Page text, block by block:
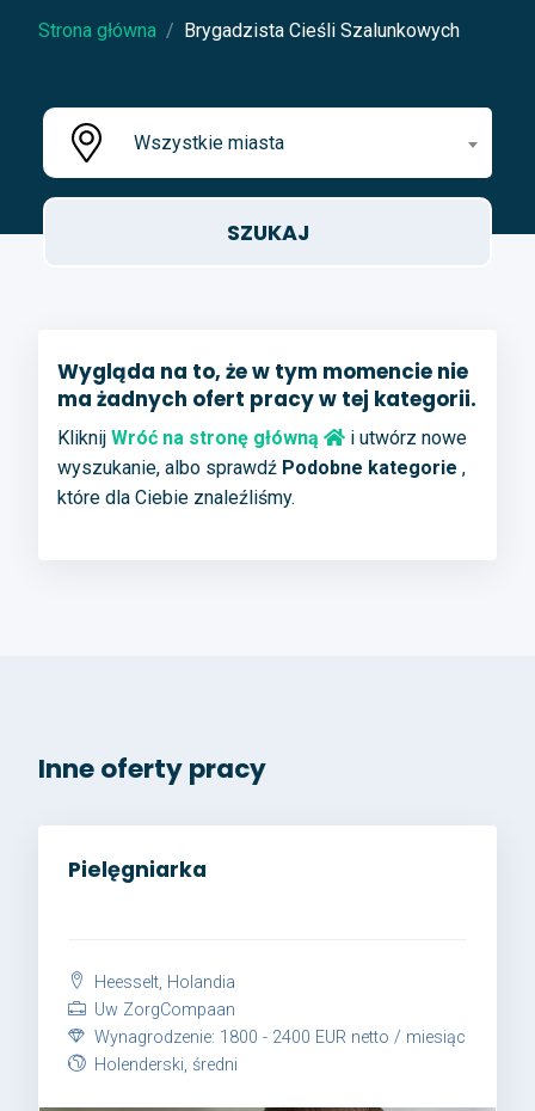
Strona główna Brygadzista Cieśli Szalunkowych
Wszystkie miasta
Wygląda na to, że w tym momencie nie
ma żadnych ofert pracy w tej kategorii.
Kliknij Wróć na stronę główną
i utwórz nowe
wyszukanie, albo sprawdź Podobne kategorie ,
które dla Ciebie znaleźliśmy.
Inne oferty pracy
Pielęgniarka
Heesselt, Holandia
Uw ZorgCompaan
Wynagrodzenie: 1800 - 2400 EUR netto / miesiąc
Holenderski, średni